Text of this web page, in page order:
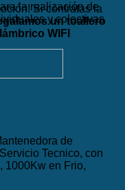
Si contratas la
un toallero
WIFI
la realización de
y colectivas
de
Tecnico, con
1000Kw en Frio,